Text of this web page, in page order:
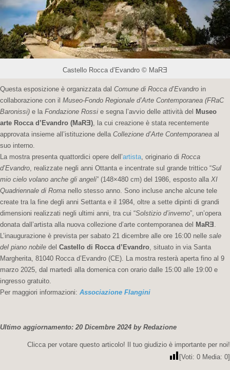
Castello Rocca d’Evandro © MaRƎ
Questa esposizione è organizzata dal Comune di Rocca d’Evandro in
collaborazione con il Museo-Fondo Regionale d’Arte Contemporanea (FRaC
Baronissi) e la Fondazione Rossi e segna l’avvio delle attività del Museo
arte Rocca d’Evandro (MaRƎ), la cui creazione è stata recentemente
approvata insieme all’istituzione dellaCollezione d’Arte Contemporanea al
suo interno.
La mostra presenta quattordici opere dell’artista, originario di Rocca
d’Evandro, realizzate negli anni Ottanta e incentrate sul grande trittico “Sul
mio cielo volano anche gli angeli” (148×480 cm) del 1986, esposto alla XI
Quadriennale di Roma nello stesso anno. Sono incluse anche alcune tele
create tra la fine degli anni Settanta e il 1984, oltre a sette dipinti di grandi
dimensioni realizzati negli ultimi anni, tra cui “Solstizio d’inverno”, un’opera
donata dall’artista alla nuova collezione d’arte contemporanea del MaRƎ .
L’inaugurazione è prevista per sabato 21 dicembre alle ore 16:00 nelle sale
del piano nobile del Castello di Rocca d’Evandro, situato in via Santa
Margherita, 81040 Rocca d’Evandro (CE). La mostra resterà aperta fino al 9
marzo 2025, dal martedì alla domenica con orario dalle 15:00 alle 19:00 e
ingresso gratuito.
Per maggiori informazioni: Associazione Flangini
Ultimo aggiornamento: 20 Dicembre 2024 by Redazione
Clicca per votare questo articolo! Il tuo giudizio è importante per noi!
[Voti: 0 Media: 0]